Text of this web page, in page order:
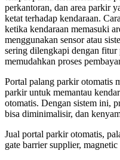
perkantoran, dan area parkir
ketat terhadap kendaraan.
ketika kendaraan memasuki
menggunakan sensor atau
sering dilengkapi dengan
memudahkan proses
Portal palang parkir otomatis
parkir untuk memantau
otomatis. Dengan sistem ini,
bisa diminimalisir, dan
Jual portal parkir otomatis,
gate barrier supplier,